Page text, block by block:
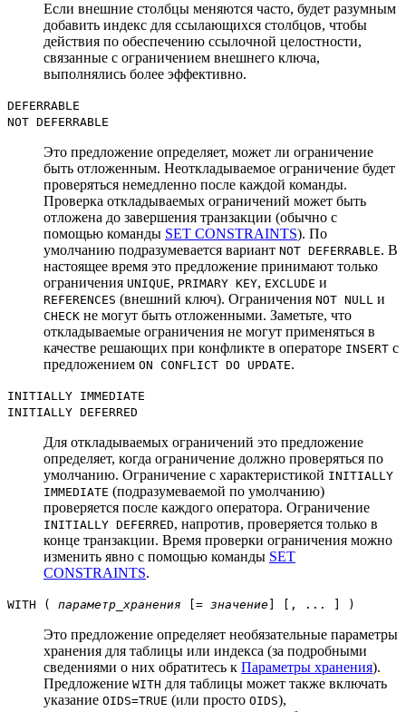
Если внешние столбцы меняются часто, будет разумным
добавить индекс для ссылающихся столбцов, чтобы
действия по обеспечению ссылочной целостности,
связанные с ограничением внешнего ключа,
выполнялись более эффективно.
DEFERRABLE
NOT DEFERRABLE
Это предложение определяет, может ли ограничение
быть отложенным. Неоткладываемое ограничение будет
проверяться немедленно после каждой команды.
Проверка откладываемых ограничений может быть
отложена до завершения транзакции (обычно с
помощью команды SET CONSTRAINTS). По
умолчанию подразумевается вариант NOT DEFERRABLE. В
настоящее время это предложение принимают только
ограничения UNIQUE, PRIMARY KEY, EXCLUDE и
REFERENCES (внешний ключ). Ограничения NOT NULL и
CHECK не могут быть отложенными. Заметьте, что
откладываемые ограничения не могут применяться в
качестве решающих при конфликте в операторе INSERT с
предложением ON CONFLICT DO UPDATE.
INITIALLY IMMEDIATE
INITIALLY DEFERRED
Для откладываемых ограничений это предложение
определяет, когда ограничение должно проверяться по
умолчанию. Ограничение с характеристикой INITIALLY
IMMEDIATE (подразумеваемой по умолчанию)
проверяется после каждого оператора. Ограничение
INITIALLY DEFERRED, напротив, проверяется только в
конце транзакции. Время проверки ограничения можно
изменить явно с помощью команды SET
CONSTRAINTS.
WITH ( параметр_хранения [= значение ] [, ... ] )
Это предложение определяет необязательные параметры
хранения для таблицы или индекса (за подробными
сведениями о них обратитесь к Параметры хранения).
Предложение WITH для таблицы может также включать
указание OIDS=TRUE (или просто OIDS),